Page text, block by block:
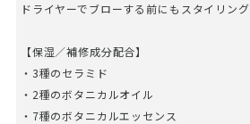
ドライヤーでブローする前にもスタイリング
【保湿／補修成分配合】
・3種のセラミド
・2種のボタニカルオイル
・7種のボタニカルエッセンス